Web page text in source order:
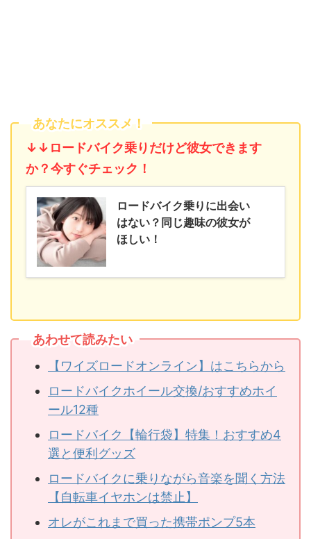
あなたにオススメ！
↓↓ロードバイク乗りだけど彼女できます
か？今すぐチェック！
ロードバイク乗りに出会い
はない？同じ趣味の彼女が
ほしい！
あわせて読みたい
【ワイズロードオンライン】はこちらから
ロードバイクホイール交換/おすすめホイ
ール12種
ロードバイク【輪行袋】特集！おすすめ4
選と便利グッズ
ロードバイクに乗りながら音楽を聞く方法
【自転車イヤホンは禁止】
オレがこれまで買った携帯ポンプ5本